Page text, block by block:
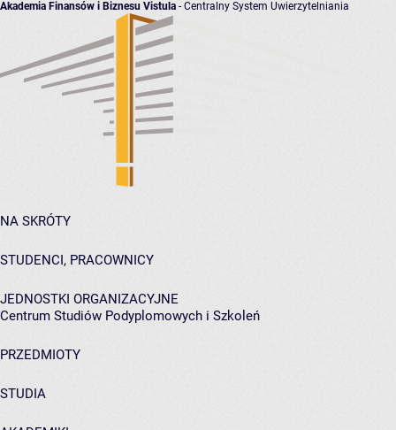
Akademia Finansów i Biznesu Vistula - Centralny System Uwierzytelniania
NA SKRÓTY
STUDENCI, PRACOWNICY
JEDNOSTKI ORGANIZACYJNE
Centrum Studiów Podyplomowych i Szkoleń
PRZEDMIOTY
STUDIA